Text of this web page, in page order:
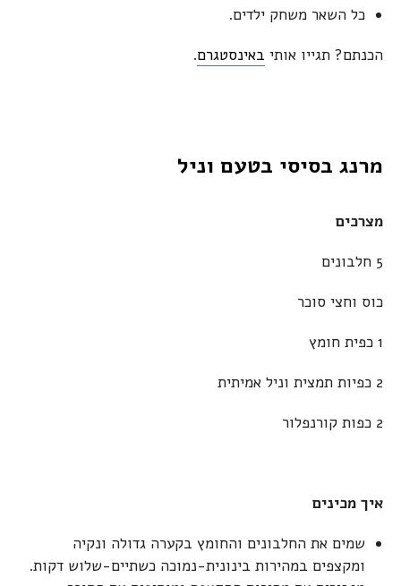
כל השאר משחק ילדים.
הכנתם? תגייו אותי באינסטגרם.
מרנג בסיסי בטעם וניל
מצרכים
5 חלבונים
כוס וחצי סוכר
1 כפית חומץ
2 כפיות תמצית וניל אמיתית
2 כפות קורנפלור
איך מכינים
שמים את החלבונים והחומץ בקערה גדולה ונקיה
ומקצפים במהירות בינונית-נמוכה כשתיים-שלוש דקות.